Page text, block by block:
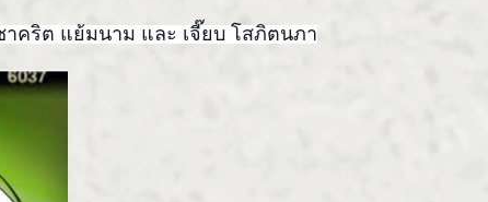
คริต แย้มนาม และ เจี๊ยบ โสภิตนภา